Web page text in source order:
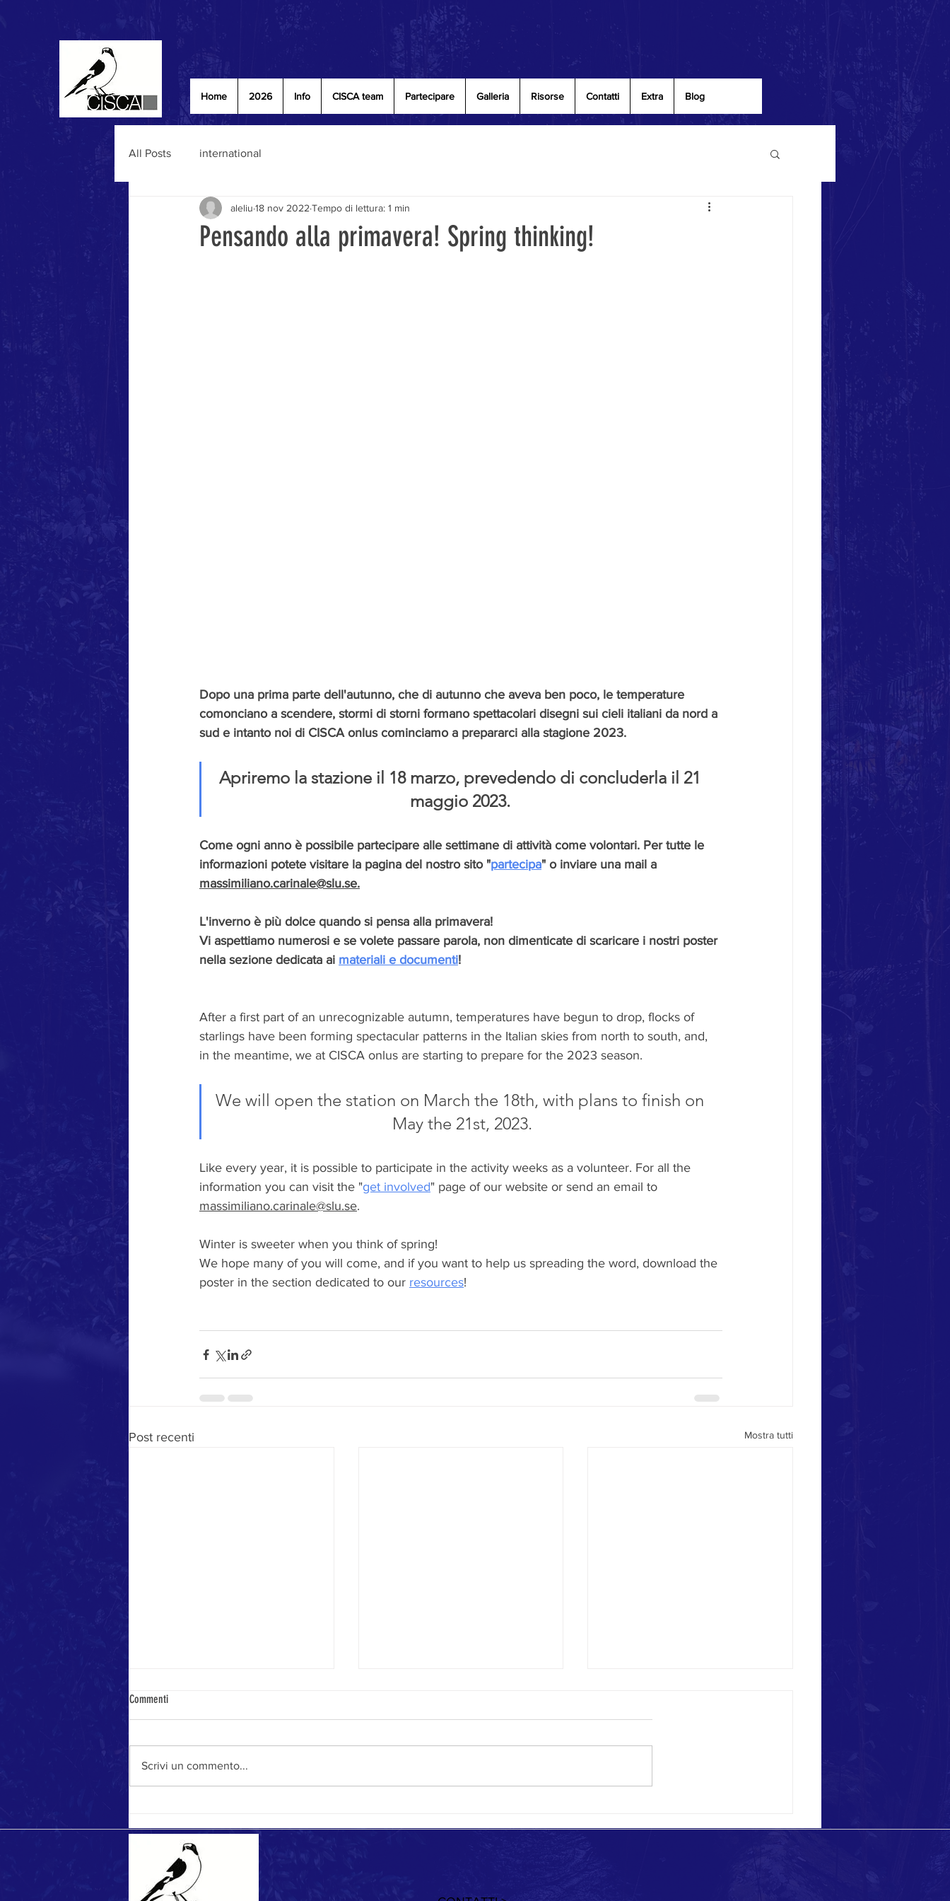
Home 2026 Info CISCA team Partecipare Galleria Risorse Contatti Extra Blog
All Posts international
Pensando alla primavera! Spring thinking!
aleliu 18 nov 2022 Tempo di lettura: 1 min
Dopo una prima parte dell'autunno, che di autunno che aveva ben poco, le temperature
comonciano a scendere, stormi di storni formano spettacolari disegni sui cieli italiani da nord a
sud e intanto noi di CISCA onlus cominciamo a prepararci alla stagione 2023.
Apriremo la stazione il 18 marzo, prevedendo di concluderla il 21
maggio 2023.
Come ogni anno è possibile partecipare alle settimane di attività come volontari. Per tutte le
informazioni potete visitare la pagina del nostro sito "partecipa" o inviare una mail a
massimiliano.carinale@slu.se.
L'inverno è più dolce quando si pensa alla primavera!
Vi aspettiamo numerosi e se volete passare parola, non dimenticate di scaricare i nostri poster
nella sezione dedicata ai materiali e documenti!
After a first part of an unrecognizable autumn, temperatures have begun to drop, flocks of
starlings have been forming spectacular patterns in the Italian skies from north to south, and,
in the meantime, we at CISCA onlus are starting to prepare for the 2023 season.
We will open the station on March the 18th, with plans to finish on
May the 21st, 2023.
Like every year, it is possible to participate in the activity weeks as a volunteer. For all the
information you can visit the "get involved" page of our website or send an email to
massimiliano.carinale@slu.se.
Winter is sweeter when you think of spring!
We hope many of you will come, and if you want to help us spreading the word, download the
poster in the section dedicated to our resources!
Post recenti Mostra tutti
Commenti
Scrivi un commento...